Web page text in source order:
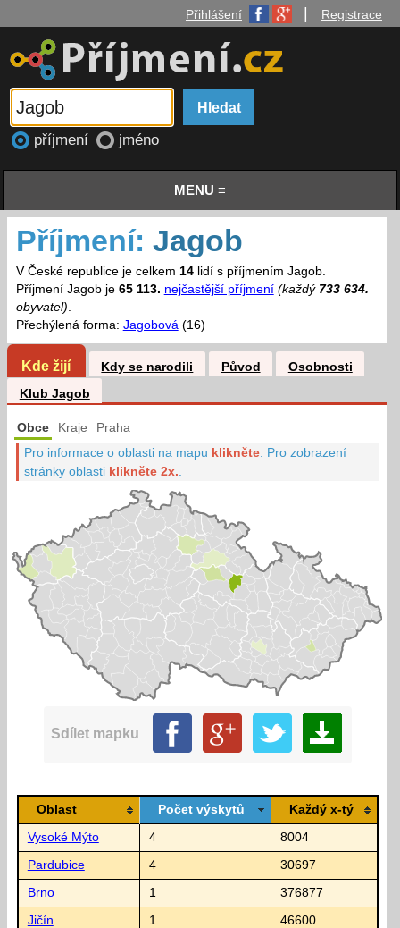
Přihlášení Registrace
příjmení jméno
MENU ≡
Příjmení: Jagob
V České republice je celkem 14lidí s příjmením Jagob.
Příjmení Jagob je 65 113. nejčastější příjmení (každý 733 634.
obyvatel).
Přechýlená forma: Jagobová(16)
Kde žijí Kdy se narodili Původ
Osobnosti
Klub Jagob
Obce Kraje Praha
Pro informace o oblasti na mapu klikněte Pro zobrazení
stránky oblasti klikněte 2x.
Sdílet mapku
Oblast Počet výskytů Každý x-tý
Vysoké Mýto 4 8004
Pardubice 4 30697
Brno 1 376877
Jičín 1 46600